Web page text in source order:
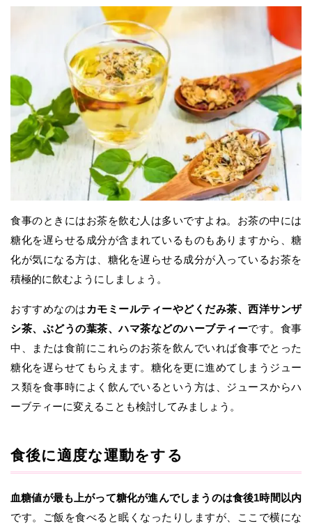
食事のときにはお茶を飲む人は多いですよね。お茶の中には
糖化を遅らせる成分が含まれているものもありますから、糖
化が気になる方は、糖化を遅らせる成分が入っているお茶を
積極的に飲むようにしましょう。
おすすめなのは カモミールティーやどくだみ茶、西洋サンザ
シ茶、ぶどうの葉茶、ハマ茶などのハーブティーです。食事
中、または食前にこれらのお茶を飲んでいれば食事でとった
糖化を遅らせてもらえます。糖化を更に進めてしまうジュー
ス類を食事時によく飲んでいるという方は、ジュースからハ
ーブティーに変えることも検討してみましょう。
食後に適度な運動をする
血糖値が最も上がって糖化が進んでしまうのは食後1時間以内
です。ご飯を食べると眠くなったりしますが、ここで横にな